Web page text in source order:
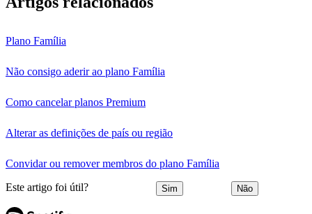
Plano Família
Não consigo aderir ao plano Família
Como cancelar planos Premium
Alterar as definições de país ou região
Convidar ou remover membros do plano Família
Este artigo foi útil? Sim Não